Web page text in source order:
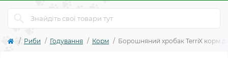
Риби Годування Корм Борошняний хробак TerriX корм для